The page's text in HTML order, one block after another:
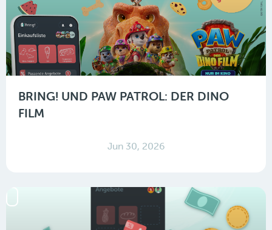
BRING! UND PAW PATROL: DER DINO
FILM
Jun 30, 2026